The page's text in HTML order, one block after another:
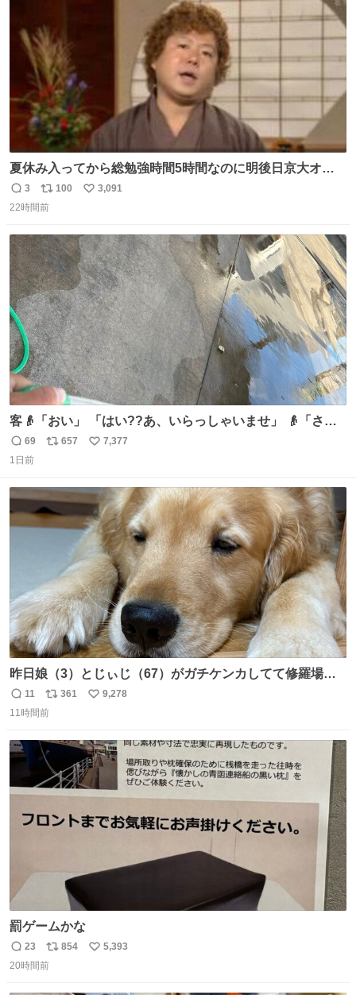
夏休み入ってから総勉強時間5時間なのに明後日京大オー
プンで今これ
返
信
3
リ
ポ
ト
数
100
い
数
3,091
22時間前
客👴「おい」 「はい??あ、いらっしゃいませ」 👴「さっ
きからずっと水出しっぱなしでもったいないだろ」 「静電
気を逃がし、熱くなった地面の温度を下げ、引火事故の防
ことをするな!!」 それでは歌います、聞いてください 「井
戸水」
返
信
69
リ
ト
数
657
い
7,377
1日前
昨日娘（3）とじぃじ（67）がガチケンカしてて修羅場だ
ったんだけど、ふぉるては可能な限り平たくなってまし
た。犬が1番空気読める。
返
信
11
リ
ポ
ト
数
361
い
数
9,278
11時間前
罰ゲームかな
返
信
23
リ
ポ
854
い
5,393
20時間前